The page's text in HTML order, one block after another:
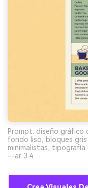
Prompt: diseño gráfico
fondo liso, bloques
minimalistas, tipografía
--ar 3:4